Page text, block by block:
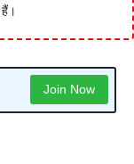
Join Now